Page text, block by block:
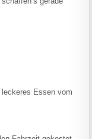
leckeres Essen vom